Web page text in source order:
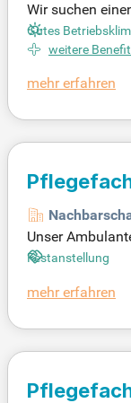
Wir suchen
Diagnostik,
effektives
jetzt und
Gutes
weitere
mehr erfahren
Unser
Arbeitszeiten
Festanstellung
mehr erfahren